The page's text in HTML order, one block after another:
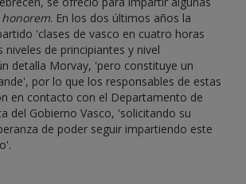
. En los dos últimos años la
'clases de vasco en cuatro horas
niveles de principiantes y nivel
detalla Morvay, 'pero constituye un
por lo que los responsables de estas
en contacto con el Departamento de
del Gobierno Vasco, 'solicitando su
de poder seguir impartiendo este